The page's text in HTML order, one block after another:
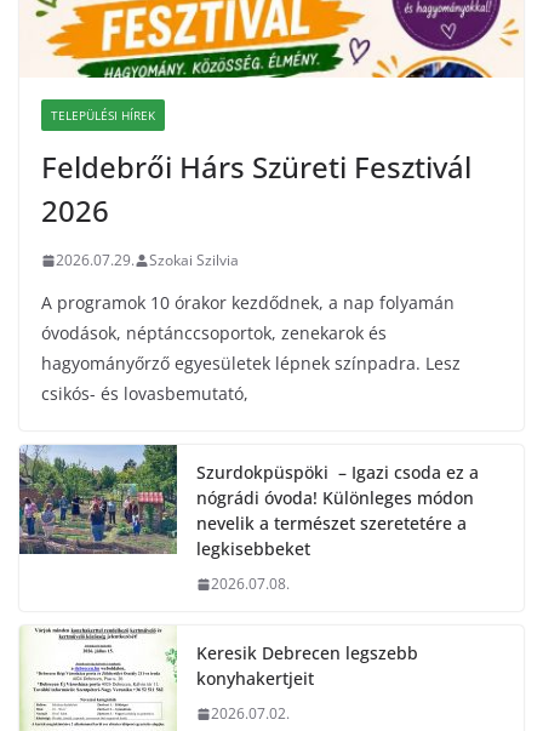
TELEPÜLÉSI HÍREK
Feldebrői Hárs Szüreti Fesztivál
2026
2026.07.29. Szokai Szilvia
A programok 10 órakor kezdődnek, a nap folyamán
óvodások, néptánccsoportok, zenekarok és
hagyományőrző egyesületek lépnek színpadra. Lesz
csikós- és lovasbemutató,
Szurdokpüspöki – Igazi csoda ez a
nógrádi óvoda! Különleges módon
nevelik a természet szeretetére a
legkisebbeket
2026.07.08.
Keresik Debrecen legszebb
konyhakertjeit
2026.07.02.